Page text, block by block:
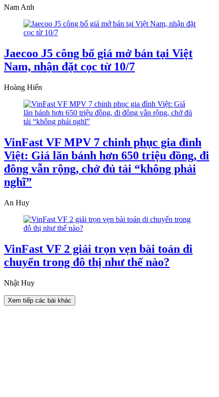
Nam Anh
Jaecoo J5 công bố giá mở bán tại Việt
Nam, nhận đặt cọc từ 10/7
Hoàng Hiển
VinFast VF MPV 7 chinh phục gia đình
Việt: Giá lăn bánh hơn 650 triệu đồng, đi
đông vẫn rộng, chở đủ tải “không phải
nghĩ”
An Huy
VinFast VF 2 giải trọn vẹn bài toán di
chuyển trong đô thị như thế nào?
Nhật Huy
Xem tiếp các bài khác